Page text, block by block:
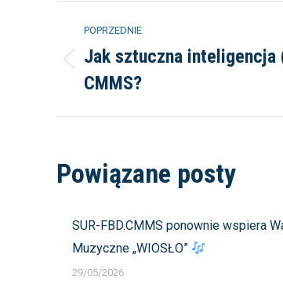
Nawigacja
wpisów
POPRZEDNIE
wpis:
Jak sztuczna inteligencja
CMMS?
Powiązane posty
SUR-FBD.CMMS ponownie wspiera
Muzyczne „WIOSŁO”
29/05/2026